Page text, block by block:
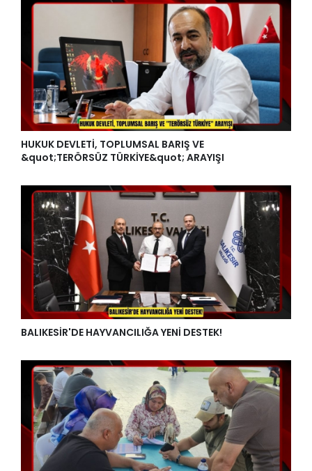
HUKUK DEVLETİ, TOPLUMSAL BARIŞ VE
&quot;TERÖRSÜZ TÜRKİYE&quot; ARAYIŞI
BALIKESİR'DE HAYVANCILIĞA YENİ DESTEK!